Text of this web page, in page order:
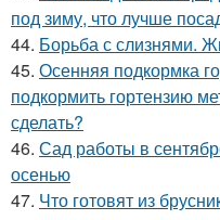
под зиму, что лучше
44. Борьба с слизнями.
45. Осенняя подкормка
подкормить гортензию
сделать?
46. Сад работы в
осенью
47. Что готовят из